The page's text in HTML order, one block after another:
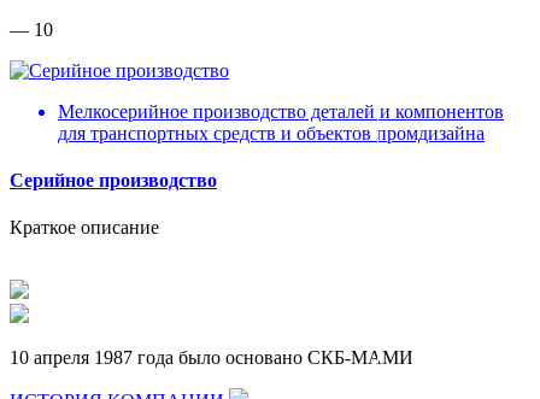
— 10
Мелкосерийное производство деталей и компонентов
для транспортных средств и объектов промдизайна
Серийное производство
Краткое описание
10 апреля 1987 года было основано СКБ-МАМИ